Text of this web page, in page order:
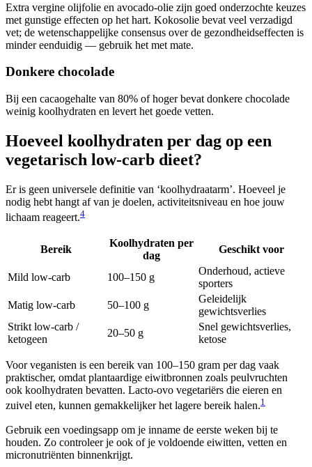
Extra vergine olijfolie en avocado-olie zijn goed onderzochte keuzes
met gunstige effecten op het hart. Kokosolie bevat veel verzadigd
vet; de wetenschappelijke consensus over de gezondheidseffecten is
minder eenduidig — gebruik het met mate.
Donkere chocolade
Bij een cacaogehalte van 80% of hoger bevat donkere chocolade
weinig koolhydraten en levert het goede vetten.
Hoeveel koolhydraten per dag op een
vegetarisch low-carb dieet?
Er is geen universele definitie van ‘koolhydraatarm’. Hoeveel je
nodig hebt hangt af van je doelen, activiteitsniveau en hoe jouw
lichaam reageert.4
Bereik
Koolhydraten per
dag
Geschikt voor
Mild low-carb 100–150 g
Onderhoud, actieve
sporters
Matig low-carb
50–100 g
Geleidelijk
gewichtsverlies
Strikt low-carb /
ketogeen
20–50 g
Snel gewichtsverlies,
ketose
Voor veganisten is een bereik van 100–150 gram per dag vaak
praktischer, omdat plantaardige eiwitbronnen zoals peulvruchten
ook koolhydraten bevatten. Lacto-ovo vegetariërs die eieren en
zuivel eten, kunnen gemakkelijker het lagere bereik halen.1
Gebruik een voedingsapp om je inname de eerste weken bij te
houden. Zo controleer je ook of je voldoende eiwitten, vetten en
micronutriënten binnenkrijgt.